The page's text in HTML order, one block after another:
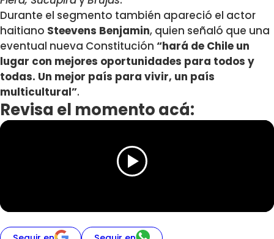
Durante el segmento también apareció el actor
haitiano Steevens Benjamin, quien señaló que una
eventual nueva Constitución “hará de Chile un
lugar con mejores oportunidades para todos y
todas. Un mejor país para vivir, un país
multicultural”.
Revisa el momento acá: